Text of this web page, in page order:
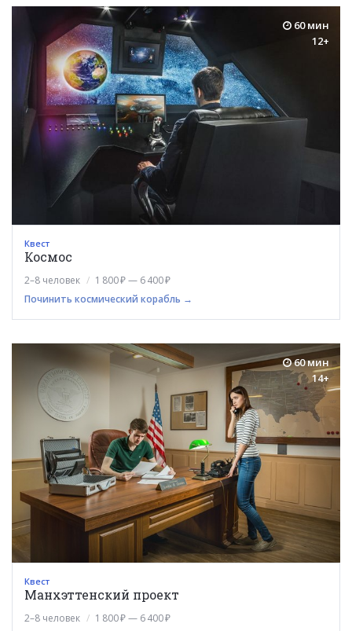
60 мин
12+
Квест
Космос
2–8 человек
1 800 ₽ — 6 400 ₽
Починить космический корабль →
60 мин
14+
Квест
Манхэттенский проект
2–8 человек
1 800 ₽ — 6 400 ₽